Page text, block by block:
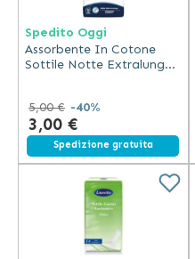
Spedito Oggi
Assorbente In Cotone
Sottile Notte Extralungo
5,00 € -40%
3,00 €
Spedizione gratuita